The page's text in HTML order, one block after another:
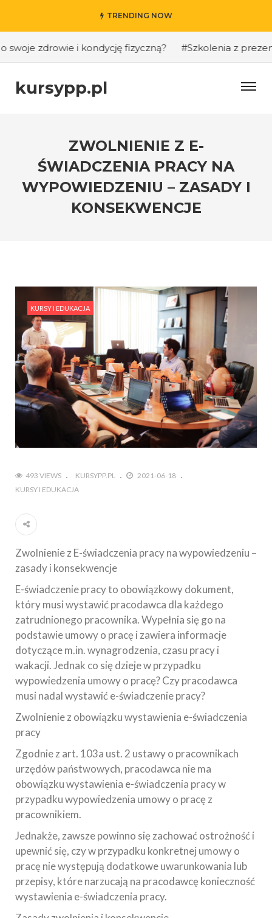
TRENDING NOW
zdrowie i kondycję fizyczną? #Szkolenia z
kursypp.pl
ZWOLNIENIE Z E-
ŚWIADCZENIA PRACY NA
WYPOWIEDZENIU – ZASADY I
KONSEKWENCJE
KURSY I EDUKACJA
493 VIEWS KURSYPP.PL
2021-06-18
KURSY I EDUKACJA
Zwolnienie z E-świadczenia pracy na wypowiedzeniu –
zasady i konsekwencje
E-świadczenie pracy to obowiązkowy dokument,
który musi wystawić pracodawca dla każdego
zatrudnionego pracownika. Wypełnia się go na
podstawie umowy o pracę i zawiera informacje
dotyczące m.in. wynagrodzenia, czasu pracy i
wakacji. Jednak co się dzieje w przypadku
wypowiedzenia umowy o pracę? Czy pracodawca
musi nadal wystawić e-świadczenie pracy?
Zwolnienie z obowiązku wystawienia e-świadczenia
pracy
Zgodnie z art. 103a ust. 2 ustawy o pracownikach
urzędów państwowych, pracodawca nie ma
obowiązku wystawienia e-świadczenia pracy w
przypadku wypowiedzenia umowy o pracę z
pracownikiem.
Jednakże, zawsze powinno się zachować ostrożność i
upewnić się, czy w przypadku konkretnej umowy o
pracę nie występują dodatkowe uwarunkowania lub
przepisy, które narzucają na pracodawcę konieczność
wystawienia e-świadczenia pracy.